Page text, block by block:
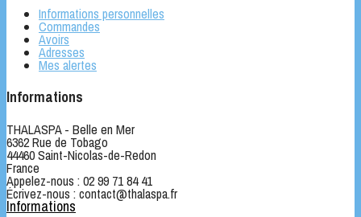
Informations personnelles
Commandes
Avoirs
Adresses
Mes alertes
Informations
THALASPA - Belle en Mer
6362 Rue de Tobago
44460 Saint-Nicolas-de-Redon
France
Appelez-nous : 02 99 71 84 41
Écrivez-nous : contact@thalaspa.fr
Informations